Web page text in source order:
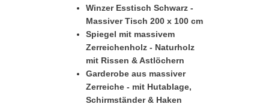
Winzer Esstisch Schwarz -
Massiver Tisch 200 x 100 cm
Spiegel mit massivem
Zerreichenholz - Naturholz
mit Rissen & Astlöchern
Garderobe aus massiver
Zerreiche - mit Hutablage,
Schirmständer & Haken